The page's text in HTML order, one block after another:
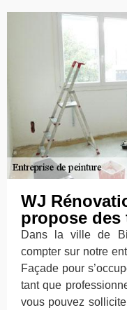
WJ
propose des
Dans la ville de
compter sur notre
Façade pour
tant que
vous pouvez